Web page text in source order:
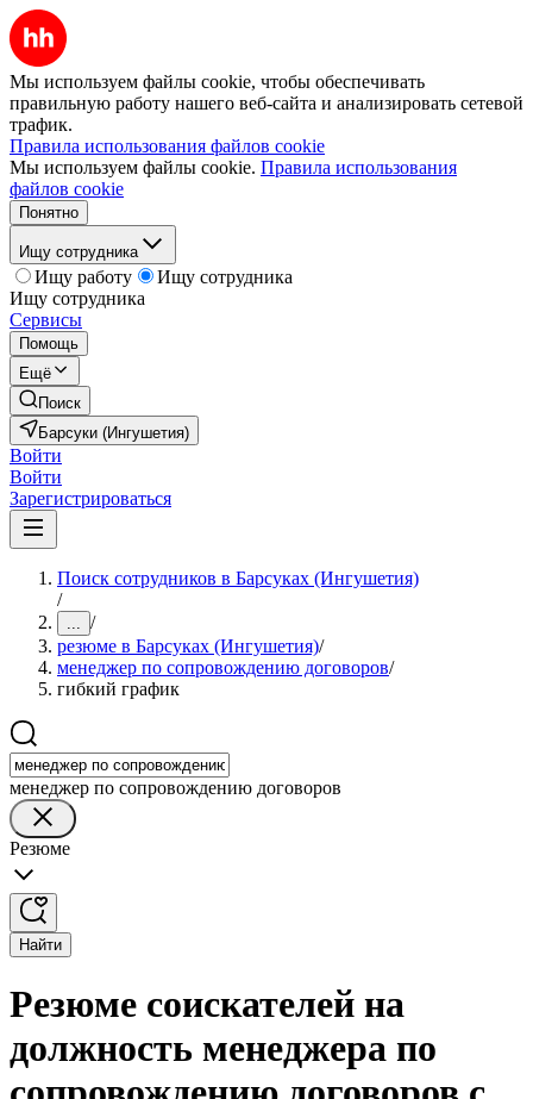
Мы используем файлы cookie, чтобы обеспечивать
правильную работу нашего веб-сайта и анализировать сетевой
трафик.
Правила использования файлов cookie
Мы используем файлы cookie. Правила использования
файлов cookie
Понятно
Ищу сотрудника
Ищу работу
Ищу сотрудника
Ищу сотрудника
Сервисы
Помощь
Ещё
Поиск
Барсуки (Ингушетия)
Войти
Войти
Зарегистрироваться
Поиск сотрудников в Барсуках (Ингушетия)
/
... /
резюме в Барсуках (Ингушетия)/
менеджер по сопровождению договоров/
гибкий график
менеджер по сопровождению договоров
Резюме
Найти
Резюме соискателей на
должность менеджера по